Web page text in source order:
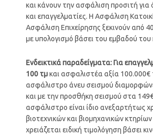
και κάνουν την ασφάλιση προσιτή για
και επαγγελματίες. Η Ασφάλιση
Ασφάλιση Επιχείρησης ξεκινούν από
με υπολογισμό βάσει του εμβαδού του
Ενδεικτικάπαραδείγματα: Για
100 τμκαι ασφαλιστέα αξία 100.000€
ασφάλιστρο άνευ σεισμού
και με την προσθήκη σεισμού στα
ασφάλιστρο είναι ίδιο ανεξαρτήτως
βιοτεχνικών και βιομηχανικών
χρειάζεται ειδική τιμολόγηση βάσει